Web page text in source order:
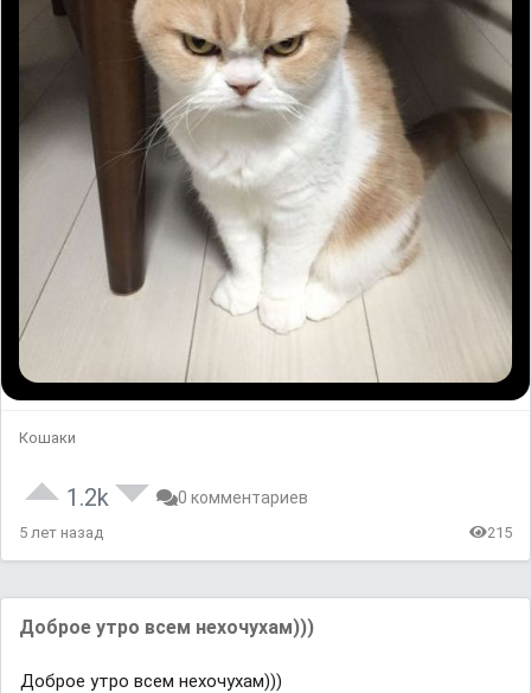
Кошаки
1.2k 0 комментариев
5 лет назад 215
Доброе утро всем нехочухам)))
Доброе утро всем нехочухам)))